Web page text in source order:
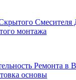
Смесителя
монтажа
Ремонта в
основы